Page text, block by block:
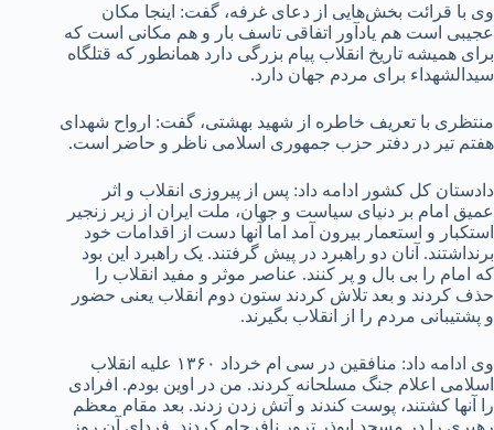
وی با قرائت بخش‌هایی از دعای غرفه، گفت: اینجا مکان
عجیبی است هم یادآور اتفاقی تاسف بار و هم مکانی است که
برای همیشه تاریخ انقلاب پیام بزرگی دارد همانطور که قتلگاه
سیدالشهداء برای مردم جهان دارد.
منتظری با تعریف خاطره از شهید بهشتی، گفت: ارواح شهدای
هفتم تیر در دفتر حزب جمهوری اسلامی ناظر و حاضر است.
دادستان کل کشور ادامه داد: پس از پیروزی انقلاب و اثر
عمیق امام بر دنیای سیاست و جهان، ملت ایران از زیر زنجیر
استکبار و استعمار بیرون آمد اما آنها دست از اقدامات خود
برنداشتند. آنان دو راهبرد در پیش گرفتند. یک راهبرد این بود
که امام را بی بال و پر کنند. عناصر موثر و مفید انقلاب را
حذف کردند و بعد تلاش کردند ستون دوم انقلاب یعنی حضور
و پشتیبانی مردم را از انقلاب بگیرند.
وی ادامه داد: منافقین در سی ام خرداد ۱۳۶۰ علیه انقلاب
اسلامی اعلام جنگ مسلحانه کردند. من در اوین بودم. افرادی
را آنها کشتند، پوست کندند و آتش زدن زدند. بعد مقام معظم
رهبری را در مسجد ابوذر ترور نافرجام کردند. فردای آن روز